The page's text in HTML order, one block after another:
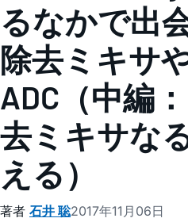
るなかで出
除去ミキサ
ADC（中編
去ミキサな
える）
著者 石井 聡2017年11月06日